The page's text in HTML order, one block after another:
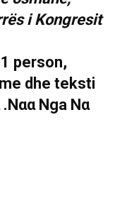
i Kongresit